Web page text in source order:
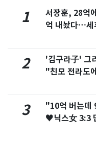
1
서장훈, 28억
억 내놨다…세
2
'김구라子' 그
"친모 전라도
3
"10억 버는데
♥닉스女 3:3